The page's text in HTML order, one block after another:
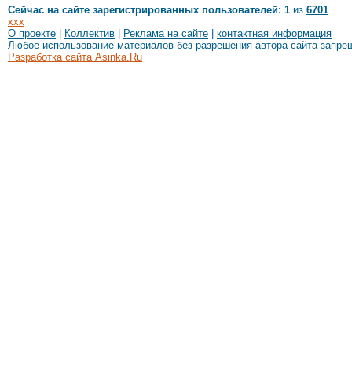
Сейчас на сайте зарегистрированных пользователей: 1 из 6701
xxx
О проекте
Коллектив Реклама на сайте
контактная информация
Любое использование материалов без разрешения автора сайта
Разработка сайта Asinka.Ru